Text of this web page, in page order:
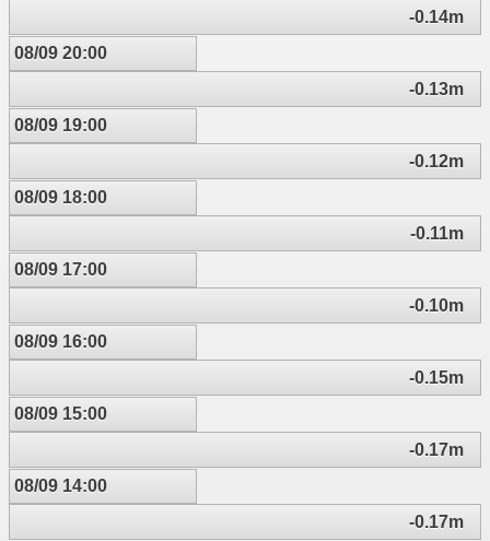
-0.14m
08/09 20:00
-0.13m
08/09 19:00
-0.12m
08/09 18:00
-0.11m
08/09 17:00
-0.10m
08/09 16:00
-0.15m
08/09 15:00
-0.17m
08/09 14:00
-0.17m